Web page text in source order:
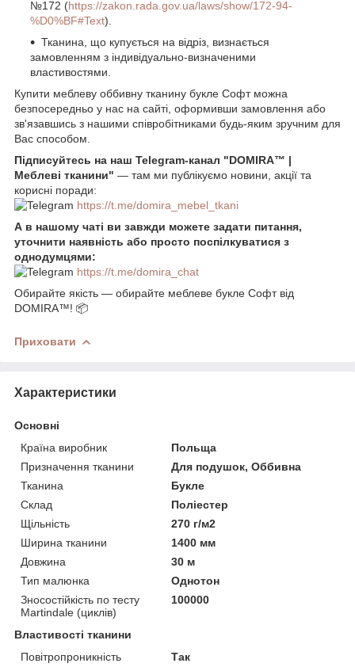
№172 (https://zakon.rada.gov.ua/laws/show/172-94-
%D0%BF#Text).
Тканина, що купується на відріз, визнається
замовленням з індивідуально-визначеними
властивостями.
Купити меблеву оббивну тканину букле Софт можна
безпосередньо у нас на сайті, оформивши замовлення або
зв'язавшись з нашими співробітниками будь-яким зручним для
Вас способом.
Підписуйтесь на наш Telegram-канал "DOMIRA™ |
Меблеві тканини" — там ми публікуємо новини, акції та
корисні поради:
https://t.me/domira_mebel_tkani
А в нашому чаті ви завжди можете задати питання,
уточнити наявність або просто поспілкуватися з
однодумцями:
https://t.me/domira_chat
Обирайте якість — обирайте меблеве букле Софт від
DOMIRA™! 📦
Приховати
Характеристики
Основні
Країна виробник
Польща
Призначення тканини
Для подушок, Оббивна
Тканина
Букле
Склад
Поліестер
Щільність
270 г/м2
Ширина тканини
1400 мм
Довжина
30 м
Тип малюнка
Однотон
Зносостійкість по тесту
Martindale (циклів)
100000
Властивості тканини
Повітропроникність
Так